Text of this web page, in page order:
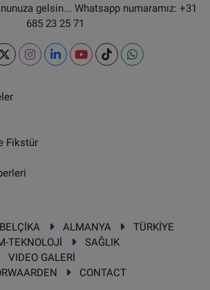
gelsin... Whatsapp numaramız: +31
685 23 25 71
Fikstür
BELÇİKA ALMANYA
TÜRKİYE
TEKNOLOJİ
SAĞLIK
VIDEO GALERİ
CONTACT